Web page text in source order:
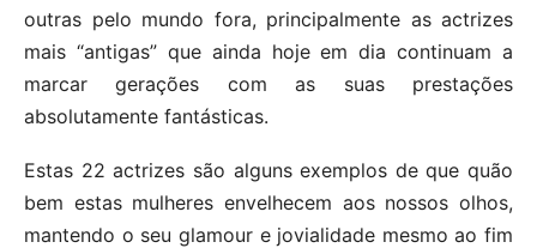
outras pelo mundo fora, principalmente as actrizes
mais “antigas” que ainda hoje em dia continuam a
marcar gerações com as suas prestações
absolutamente fantásticas.
Estas 22 actrizes são alguns exemplos de que quão
bem estas mulheres envelhecem aos nossos olhos,
mantendo o seu glamour e jovialidade mesmo ao fim